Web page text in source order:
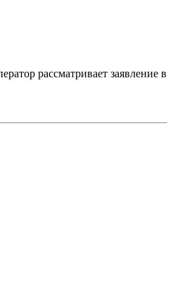
рассматривает заявление в